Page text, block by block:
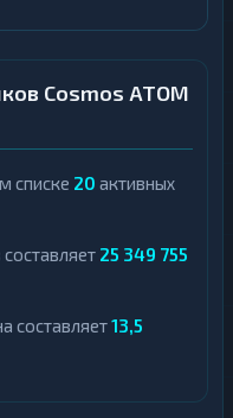
Cosmos ATOM
списке 20 активных
25 349 755
составляет13,5